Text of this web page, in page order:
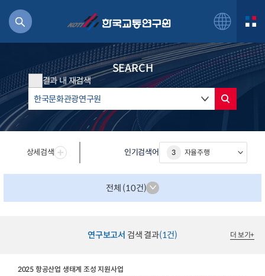
SEARCH
결과 내 재검색
인기검색어 3 자율주행
상세검색
전체 (10건)
연구보고서 검색 결과(1건) 더 보기+
2025 항공산업 생태계 조성 지원사업